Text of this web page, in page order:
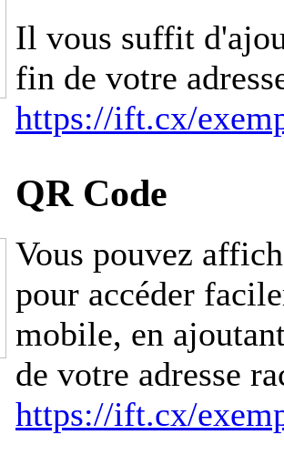
Il vous suffit
fin de votre
https://ift.cx/
QR Code
Vous pouvez
pour accéder
mobile, en
de votre adresse
https://ift.cx/